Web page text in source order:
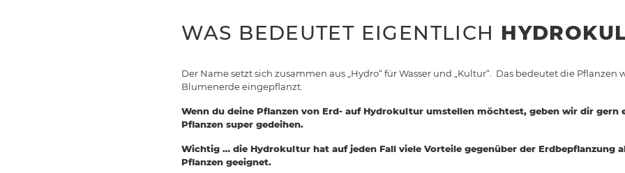
WAS BEDEUTET EIGENTLICH
Der Name setzt sich zusammen aus „Hydro“ für Wasser und „Kultur“. Das bedeutet die Pflanzen
Blumenerde eingepflanzt.
Wenn du deine Pflanzen von Erd- auf Hydrokultur umstellen möchtest, geben wir dir gern
Pflanzen super gedeihen.
Wichtig … die Hydrokultur hat auf jeden Fall viele Vorteile gegenüber der Erdbepflanzung
Pflanzen geeignet.